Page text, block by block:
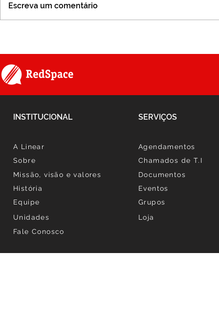
integração
Escreva um comentário
INSTITUCIONAL SERVIÇOS
A Linear
Sobre
Missão, visão e valores
História
Equipe
Unidades
Agendamentos
Chamados de T.I
Documentos
Eventos
Grupos
Loja
Fale Conosco